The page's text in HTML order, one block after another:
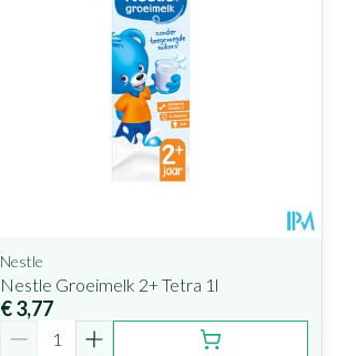
Nestle
Nestle Groeimelk 2+ Tetra 1l
€ 3,77